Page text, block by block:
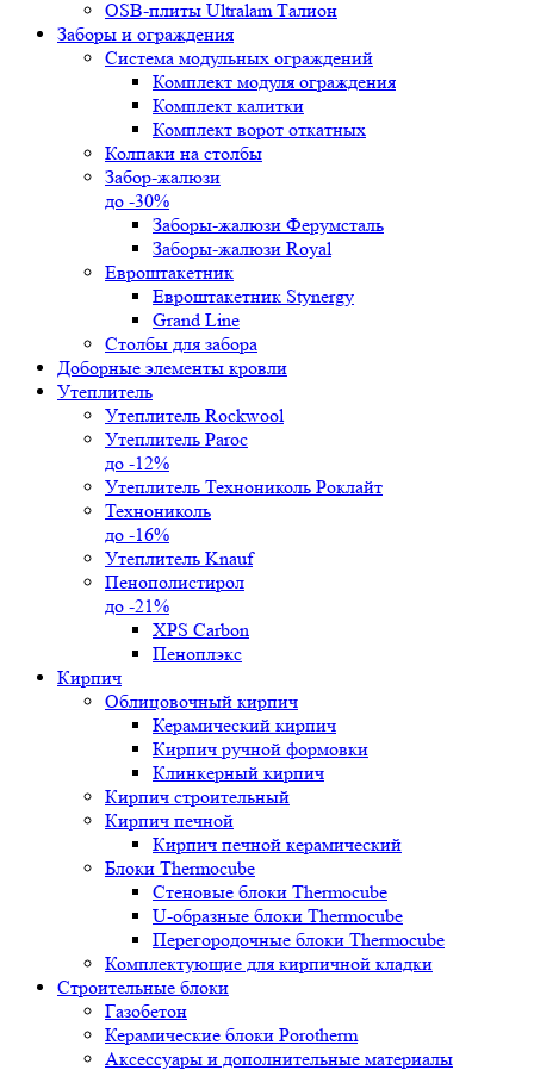
OSB-плиты Ultralam Талион
Заборы и ограждения
Система модульных ограждений
Комплект модуля ограждения
Комплект калитки
Комплект ворот откатных
Колпаки на столбы
Забор-жалюзи
до -30%
Заборы-жалюзи Ферумсталь
Заборы-жалюзи Royal
Евроштакетник
Евроштакетник Stynergy
Grand Line
Столбы для забора
Доборные элементы кровли
Утеплитель
Утеплитель Rockwool
Утеплитель Paroc
до -12%
Утеплитель Технониколь Роклайт
Технониколь
до -16%
Утеплитель Knauf
Пенополистирол
до -21%
XPS Carbon
Пеноплэкс
Кирпич
Облицовочный кирпич
Керамический кирпич
Кирпич ручной формовки
Клинкерный кирпич
Кирпич строительный
Кирпич печной
Кирпич печной керамический
Блоки Thermocube
Стеновые блоки Thermocube
U-образные блоки Thermocube
Перегородочные блоки Thermocube
Комплектующие для кирпичной кладки
Строительные блоки
Газобетон
Керамические блоки Porotherm
Аксессуары и дополнительные материалы